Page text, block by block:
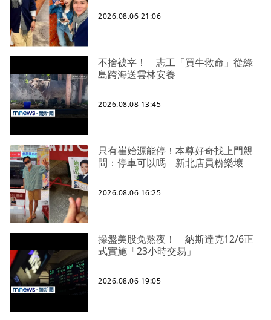
2026.08.06 21:06
不捨被宰！ 志工「買牛救命」從綠
島跨海送雲林安養
2026.08.08 13:45
只有崔始源能停！本尊好奇找上門親
問：停車可以嗎 新北店員粉樂壞
2026.08.06 16:25
操盤美股免熬夜！ 納斯達克12/6正
式實施「23小時交易」
2026.08.06 19:05